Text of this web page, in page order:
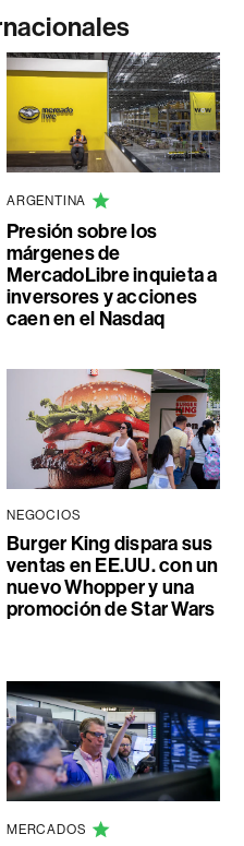
ARGENTINA
Presión sobre los
márgenes de
MercadoLibre inquieta a
inversores y acciones
caen en el Nasdaq
NEGOCIOS
Burger King dispara sus
ventas en EE.UU. con un
nuevo Whopper y una
promoción de Star Wars
MERCADOS